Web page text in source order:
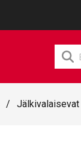
search
/